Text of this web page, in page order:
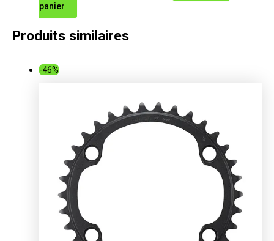
initial
panier
Produits similaires
-46%